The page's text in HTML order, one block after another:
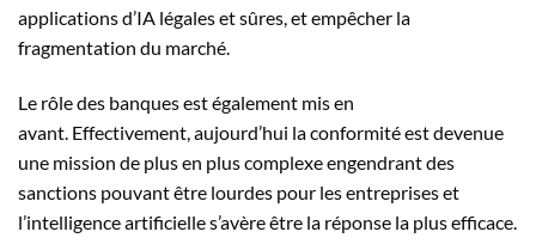
applications d’IA légales et sûres, et empêcher la
fragmentation du marché.
Le rôle des banques est également mis en
avant. Effectivement, aujourd’hui la conformité est devenue
une mission de plus en plus complexe engendrant des
sanctions pouvant être lourdes pour les entreprises et
l’intelligence artificielle s’avère être la réponse la plus efficace.